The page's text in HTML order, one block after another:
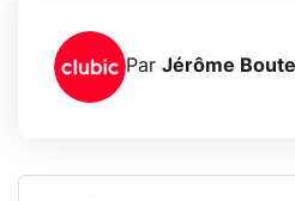
Par Jérôme